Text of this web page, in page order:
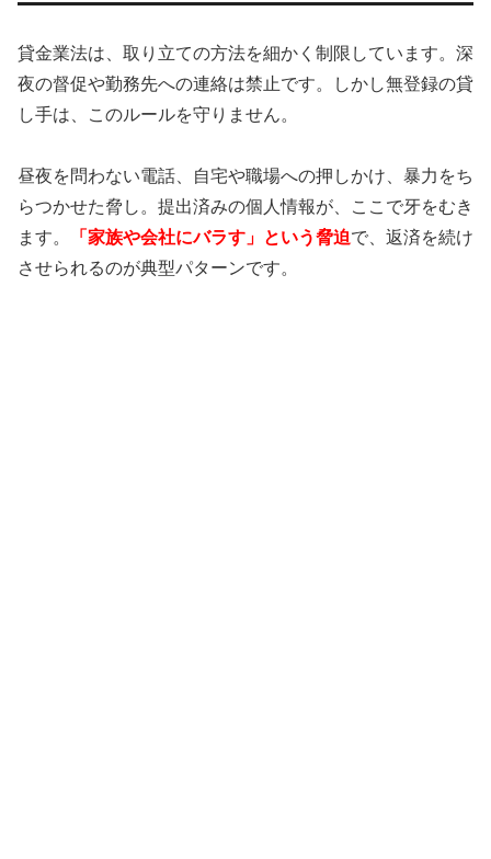
貸金業法は、取り立ての方法を細かく制限しています。深
夜の督促や勤務先への連絡は禁止です。しかし無登録の貸
し手は、このルールを守りません。
昼夜を問わない電話、自宅や職場への押しかけ、暴力をち
らつかせた脅し。提出済みの個人情報が、ここで牙をむき
ます。
「家族や会社にバラす」という脅迫で、返済を続け
させられるのが典型パターンです。